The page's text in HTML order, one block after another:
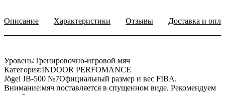
Описание Характеристики Отзывы Доставка и
Уровень:Тренировочно-игровой мяч
Категория:INDOOR PERFOMANCE
Jögel JB-500 №7Официальный размер и вес FIBA.
Внимание:мяч поставляется в спущенном виде. Рекомендуем